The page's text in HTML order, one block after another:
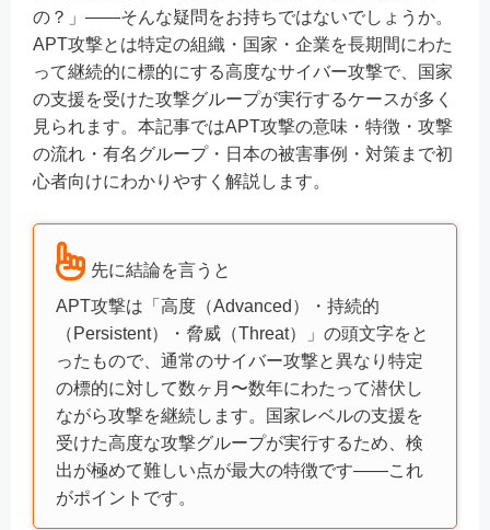
の？」——そんな疑問をお持ちではないでしょうか。
APT攻撃とは特定の組織・国家・企業を長期間にわた
って継続的に標的にする高度なサイバー攻撃で、国家
の支援を受けた攻撃グループが実行するケースが多く
見られます。本記事ではAPT攻撃の意味・特徴・攻撃
の流れ・有名グループ・日本の被害事例・対策まで初
心者向けにわかりやすく解説します。
先に結論を言うと
APT攻撃は「高度（Advanced）・持続的
（Persistent）・脅威（Threat）」の頭文字をと
ったもので、通常のサイバー攻撃と異なり特定
の標的に対して数ヶ月〜数年にわたって潜伏し
ながら攻撃を継続します。国家レベルの支援を
受けた高度な攻撃グループが実行するため、検
出が極めて難しい点が最大の特徴です——これ
がポイントです。